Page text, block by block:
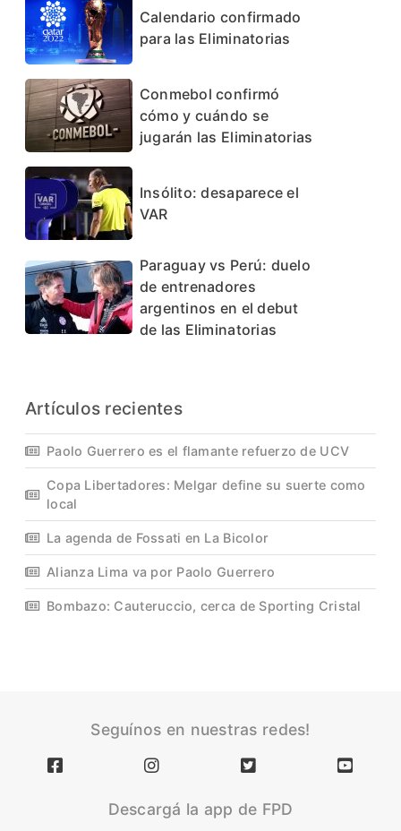
Calendario confirmado
para las Eliminatorias
Conmebol confirmó
cómo y cuándo se
jugarán las Eliminatorias
Insólito: desaparece el
VAR
Paraguay vs Perú: duelo
de entrenadores
argentinos en el debut
de las Eliminatorias
Artículos recientes
Paolo Guerrero es el flamante refuerzo de UCV
Copa Libertadores: Melgar define su suerte como
local
La agenda de Fossati en La Bicolor
Alianza Lima va por Paolo Guerrero
Bombazo: Cauteruccio, cerca de Sporting Cristal
Seguínos en nuestras redes!
Descargá la app de FPD